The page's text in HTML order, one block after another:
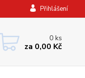
Přihlášení
0 ks
za 0,00 Kč